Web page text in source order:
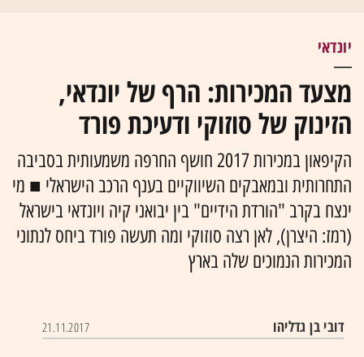
יונדאי
מצעד המכירות: הרף של יונדאי,
הזינוק של סוזוקי ודעיכת פורד
הקיפאון במכירות 2017 חושף החרפה משמעותית בסביבה
התחרותית ובמאבקים השיווקיים בענף הרכב הישראלי ■ מי
ינצח בקרב "הורדת הידיים" בין יבואני קיה ויונדאי בישראל
(רמז: היצרן), לאן רצה סוזוקי ומה תעשה פורד ביחס לנתוני
המכירות הנמוכים שלה בארץ
דובי בן גדליהו 21.11.2017